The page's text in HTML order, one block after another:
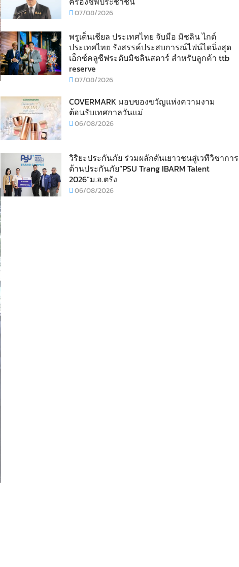
07/08/2026
พรูเด็นเชียล ประเทศไทย จับมือ มิชลิน ไกด์
ประเทศไทย รังสรรค์ประสบการณ์ไฟน์ไดนิ่งสุด
เอ็กซ์คลูซีฟระดับมิชลินสตาร์ สำหรับลูกค้า ttb
reserve
07/08/2026
COVERMARK มอบของขวัญแห่งความงาม
ต้อนรับเทศกาลวันแม่
06/08/2026
วิริยะประกันภัย ร่วมผลักดันเยาวชนสู่เวทีวิชาการ
ด้านประกันภัย“PSU Trang IBARM Talent
2026”ม.อ.ตรัง
06/08/2026